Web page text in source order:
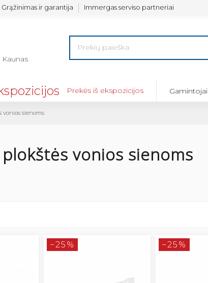
Grąžinimas ir garantija Immergas serviso partneriai
Prekės iš ekspozicijos Gamintojai
vonios sienoms
vonios sienoms
−25% −25%